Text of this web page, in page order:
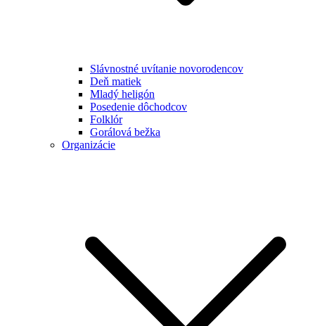
Slávnostné uvítanie novorodencov
Deň matiek
Mladý heligón
Posedenie dôchodcov
Folklór
Gorálová bežka
Organizácie